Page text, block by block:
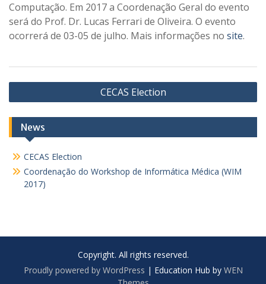
Com­pu­tação. Em 2017 a Coordenação Geral do evento
será do Prof. Dr. Lucas Ferrari de Oliveira. O evento
ocorrerá de 03-05 de julho. Mais informações no site.
Navegação
de
Post
CECAS Election
News
CECAS Election
Coordenação do Workshop de Informática Médica (WIM
2017)
Copyright. All rights reserved.
Proudly powered by WordPress | Education Hub by WEN